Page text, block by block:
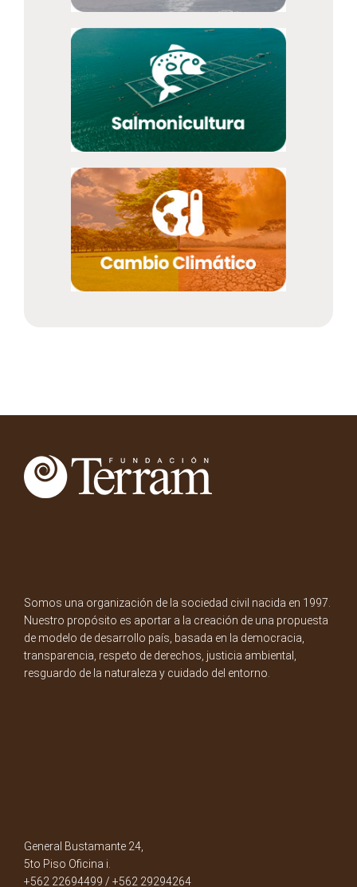
Somos una organización de la sociedad civil nacida en 1997.
Nuestro propósito es aportar a la creación de una propuesta
de modelo de desarrollo país, basada en la democracia,
transparencia, respeto de derechos, justicia ambiental,
resguardo de la naturaleza y cuidado del entorno.
General Bustamante 24,
5to Piso Oficina i.
+562 22694499 / +562 29294264